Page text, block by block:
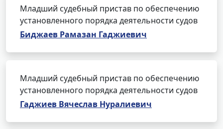
Младший судебный пристав по обеспечению
установленного порядка деятельности судов
Биджаев Рамазан Гаджиевич
Младший судебный пристав по обеспечению
установленного порядка деятельности судов
Гаджиев Вячеслав Нуралиевич